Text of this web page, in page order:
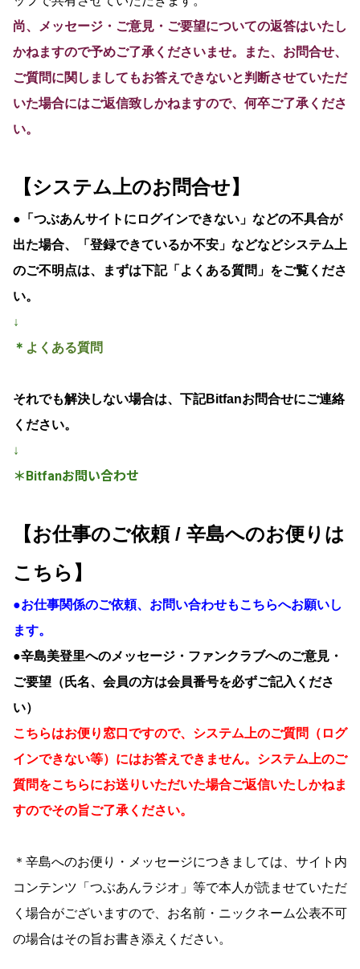
尚、
メッセージ・ ご意見・ご要望についての返答はいたし
かねますので予めご了承くださいませ。
また、お問合せ、
ご質問に関しましてもお答えできないと判断させていただ
いた場合にはご返信致しかねますので、何卒ご了承くださ
い。
【システム上のお問合せ】
●「つぶあんサイトにログインできない」などの不具合が
出た場合、
「登録できているか不安」などなどシステム上
のご不明点は、まずは下記「よくある質問」をご覧くださ
い。
↓
＊ よくある質問
それでも解決しない場合は、下記Bitfanお問合せにご連絡
ください。
↓
＊Bitfanお問い合わせ
【お仕事のご依頼 / 辛島へのお便りは
こちら 】
●お仕事関係のご依頼、お問い合わせもこちらへお願いし
ます。
●辛島美登里へのメッセージ・ファンクラブへのご意見・
ご要望（氏名、会員の方は会員番号を必ずご記入くださ
い）
こちらはお便り窓口ですので、システム上のご質問（ログ
インできない等）にはお答えできません。システム上のご
質問をこちらにお送りいただいた場合ご返信いたしかねま
すのでその旨ご了承ください。
＊辛島へのお便り・メッセージにつきましては、サイト内
コンテンツ「つぶあんラジオ」等で本人が読ませていただ
く場合がございますので、お名前・ニックネーム公表不可
の場合はその旨お書き添えください。